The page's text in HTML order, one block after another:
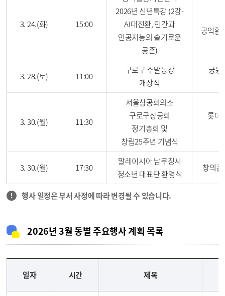
3. 24.(화) 15:00
2026년 신년특강 (2강-
AI대전환, 인간과
인공지능의 슬기로운
공존)
공익활
3. 28.(토) 11:00
구로구 주말농장
개장식
궁동
3. 30.(월) 11:30
서울상공회의소
구로구상공회
정기총회 및
창립25주년 기념식
롯데
3. 30.(월) 17:30
말레이시아 남쿠칭시
청소년 대표단 환영식
창의
행사 일정은 부서 사정에 따라 변경될 수 있습니다.
2026년 3월 동별 주요행사 계획 목록
일자 시간 제목